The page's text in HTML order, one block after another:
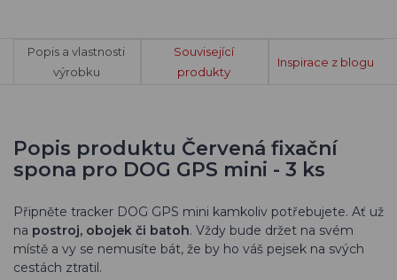
Popis a vlastnosti
výrobku
Související
produkty
Inspirace z blogu
Popis produktu Červená fixační
spona pro DOG GPS mini - 3 ks
Připněte tracker DOG GPS mini kamkoliv potřebujete. Ať už
na postroj, obojek či batoh. Vždy bude držet na svém
místě a vy se nemusíte bát, že by ho váš pejsek na svých
cestách ztratil.